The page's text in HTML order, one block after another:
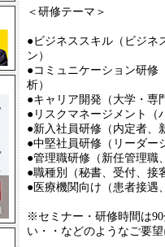
＜研修テーマ＞
●ビジネススキル（ビジネ
ン）
●コミュニケーション研修
析）
●キャリア開発（大学・専
●リスクマネージメント（
●新入社員研修（内定者、
●中堅社員研修（リーダー
●管理職研修（新任管理職
●職種別（秘書、受付、接
●医療機関向け（患者接遇
※セミナー・研修時間は
い・・などのようなご要